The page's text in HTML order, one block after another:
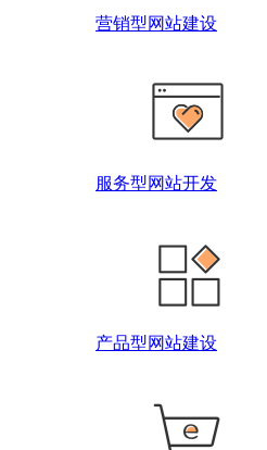
营销型网站建设
服务型网站开发
产品型网站建设